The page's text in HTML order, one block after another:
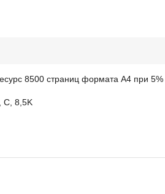
8500 страниц формата А4 при 5%
C, 8,5K